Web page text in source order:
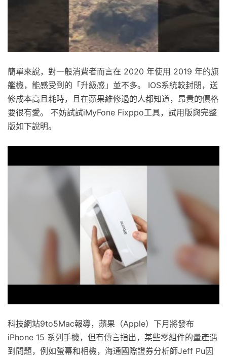
簡單來說，對一般消費者而言在 2020 年使用 2019 年的旗
艦機，能感受到的「升級感」並不多。 IOS系統較封閉，送
修成本高且耗時，且在蘋果維修過的人都知道，昂貴的價格
要很有愛。 不妨試試iMyFone Fixppo工具，試用版與完整
版如下說明。
科技網站9to5Mac報導，蘋果（Apple）下月將發布
iPhone 15 系列手機，但有傳言指出，某些零組件的量產遇
到問題，例如螢幕和相機，海通國際證券分析師Jeff Pu因